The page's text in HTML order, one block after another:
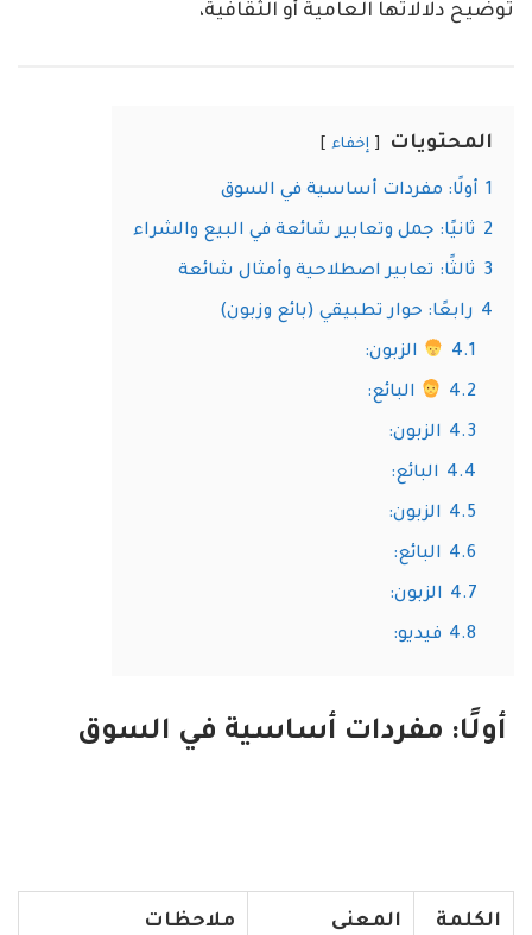
توضيح دلالاتها العامية أو الثقافية،
المحتويات إخفاء
1 أولًا: مفردات أساسية في السوق
2 ثانيًا: جمل وتعابير شائعة في البيع والشراء
3 ثالثًا: تعابير اصطلاحية وأمثال شائعة
4 رابعًا: حوار تطبيقي (بائع وزبون)
4.1 الزبون:
4.2 البائع:
4.3 الزبون:
4.4 البائع:
4.5 الزبون:
4.6 البائع:
4.7 الزبون:
4.8 فيديو:
أولًا: مفردات أساسية في السوق
الكلمة المعنى ملاحظات